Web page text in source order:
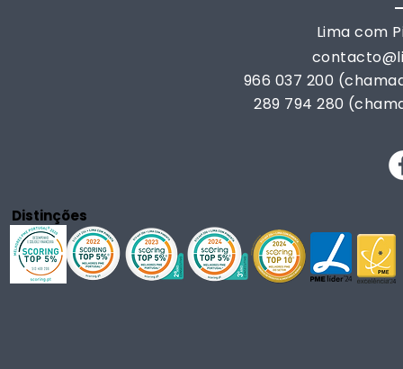
Lima com
966 037 200
289 794 280
Distinções